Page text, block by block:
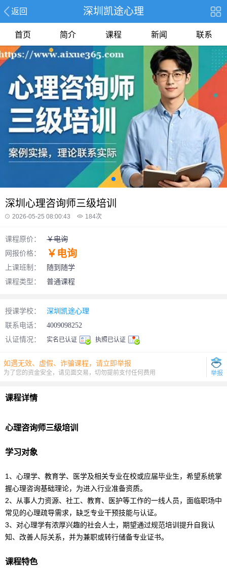
返回 深圳凯途心理
首页 简介 课程 新闻 联系
深圳心理咨询师三级培训
2026-05-25 08:00:43 184次
课程原价：
￥电询
网报价格：
￥电询
上课班制：
随到随学
课程类型：
普通课程
授课学校：
深圳凯途心理
联系电话：
4009098252
认证情况：
实名已认证 执照已认证
如遇无效、虚假、诈骗课程，请立即举报
为了您的资金安全，请见面交易，切勿提前支付任何费用 举报
课程详情
心理咨询师三级培训
学习对象
1、心理学、教育学、医学及相关专业在校或应届毕业生，希望系统掌
握心理咨询基础理论，为进入行业准备资质。
2、从事人力资源、社工、教育、医护等工作的一线人员，面临职场中
常见的心理疏导需求，缺乏专业干预技能与认证。
3、对心理学有浓厚兴趣的社会人士，期望通过规范培训提升自我认
知、改善人际关系，并为兼职或转行储备专业证书。
课程特色